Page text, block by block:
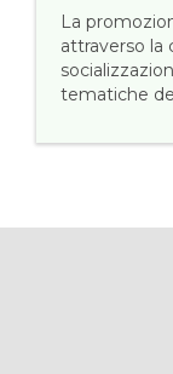
La
attraverso la
tematiche